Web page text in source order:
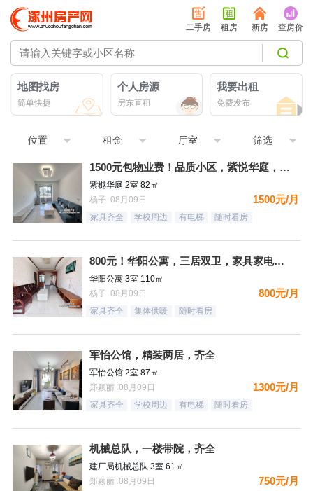
二手房 租房 新房 查房价
地图找房
简单快捷
个人房源
房东直租
我要出租
免费发布
位置 租金 厅室 筛选
1500元包物业费！品质小区，紫悦华庭，南北通透精装二居，都
紫樾华庭 2室 82㎡
杨子 08月09日
1500元/月
家具齐全 学校周边 有电梯 随时看房
800元！华阳公寓，三居双卫，家具家电齐全，拎包入住，看房方
华阳公寓 3室 110㎡
杨子 08月09日
800元/月
家具齐全 集体供暖 随时看房
军怡公馆，精装两居，齐全
军怡公馆 2室 87㎡
郑颖丽 08月09日
1300元/月
家具齐全 学校周边 有电梯 随时看房
机械总队，一楼带院，齐全
建厂局机械总队 3室 61㎡
郑颖丽 08月09日
750元/月